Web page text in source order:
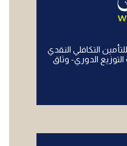
التكافلي النقدي